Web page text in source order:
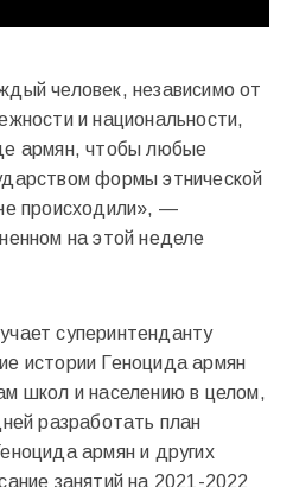
человек, независимо от
и национальности,
армян, чтобы любые
формы этнической
происходили», —
на этой неделе
суперинтенданту
истории Геноцида армян
школ и населению в целом,
разработать план
армян и других
занятий на 2021-2022